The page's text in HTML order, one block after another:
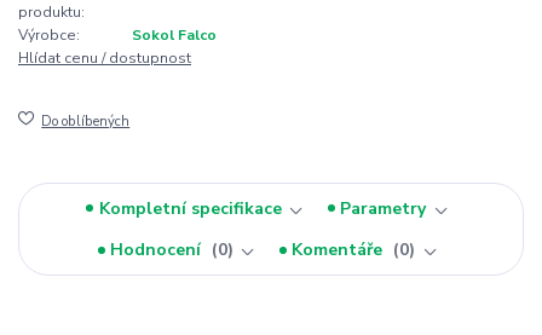
produktu:
Výrobce:
Sokol Falco
Hlídat cenu / dostupnost
Do oblíbených
Kompletní specifikace
Parametry
Hodnocení
0 Komentáře 0